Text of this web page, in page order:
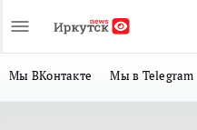
Мы ВКонтакте Мы в Telegram